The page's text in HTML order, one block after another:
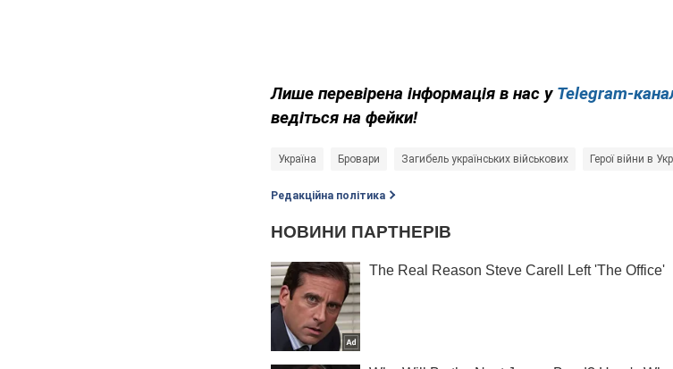
Лише перевірена інформація в нас у Telegram-
ведіться на фейки!
Україна Бровари Загибель українських військових Герої війни в
Редакційна політика